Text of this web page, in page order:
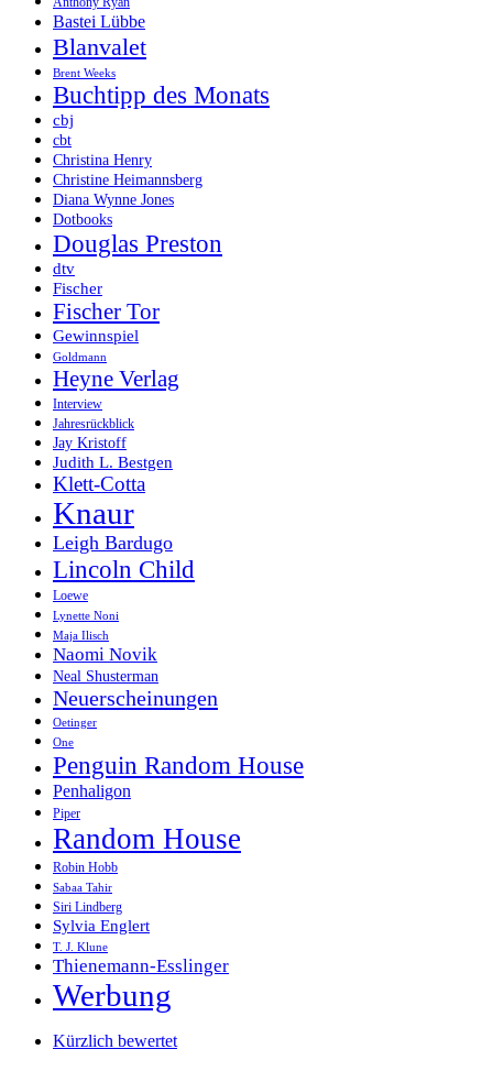
Bastei Lübbe
Blanvalet
Brent Weeks
Buchtipp des Monats
cbj
cbt
Christina Henry
Christine Heimannsberg
Diana Wynne Jones
Dotbooks
Douglas Preston
dtv
Fischer
Fischer Tor
Gewinnspiel
Goldmann
Heyne Verlag
Interview
Jahresrückblick
Jay Kristoff
Judith L. Bestgen
Klett-Cotta
Knaur
Leigh Bardugo
Lincoln Child
Loewe
Lynette Noni
Maja Ilisch
Naomi Novik
Neal Shusterman
Neuerscheinungen
Oetinger
One
Penguin Random House
Penhaligon
Piper
Random House
Robin Hobb
Sabaa Tahir
Siri Lindberg
Sylvia Englert
T. J. Klune
Thienemann-Esslinger
Werbung
Kürzlich bewertet